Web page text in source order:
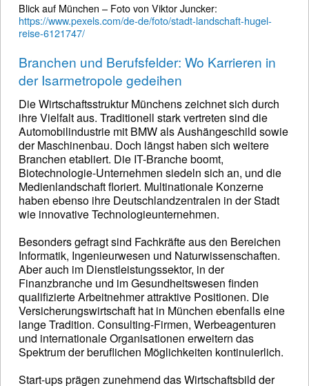
Blick auf München – Foto von Viktor Juncker:
https://www.pexels.com/de-de/foto/stadt-landschaft-hugel-
reise-6121747/
Branchen und Berufsfelder: Wo Karrieren in
der Isarmetropole gedeihen
Die Wirtschaftsstruktur Münchens zeichnet sich durch
ihre Vielfalt aus. Traditionell stark vertreten sind die
Automobilindustrie mit BMW als Aushängeschild sowie
der Maschinenbau. Doch längst haben sich weitere
Branchen etabliert. Die IT-Branche boomt,
Biotechnologie-Unternehmen siedeln sich an, und die
Medienlandschaft floriert. Multinationale Konzerne
haben ebenso ihre Deutschlandzentralen in der Stadt
wie innovative Technologieunternehmen.
Besonders gefragt sind Fachkräfte aus den Bereichen
Informatik, Ingenieurwesen und Naturwissenschaften.
Aber auch im Dienstleistungssektor, in der
Finanzbranche und im Gesundheitswesen finden
qualifizierte Arbeitnehmer attraktive Positionen. Die
Versicherungswirtschaft hat in München ebenfalls eine
lange Tradition. Consulting-Firmen, Werbeagenturen
und internationale Organisationen erweitern das
Spektrum der beruflichen Möglichkeiten kontinuierlich.
Start-ups prägen zunehmend das Wirtschaftsbild der